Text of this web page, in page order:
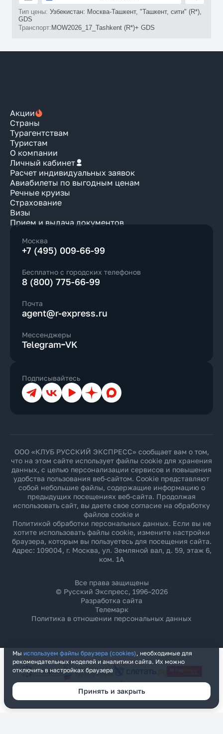
Узбекистан: Москва-Ташкент, "Ташкент, сити" (R*),
GDS
MOW2026_17_Tashkent (R*)+ GDS
Акции
Страны
Турагентствам
Туристам
О компании
Личный кабинет
Расчет индивидуальных заявок
Авиабилеты по выгодным ценам
Речные круизы
Страхование
Визы
Прием и выдача документов
Москва
+7 (495) 009-66-99
Бесплатно с городских телефонов
8 (800) 775-66-99
Почта
agent@r-express.ru
Мессенджеры
Telegram VK
Подписывайтесь
ТелеграмВКонтакте
YouTubeДзен Max
ООО «КЛУБ РУССКИЙ ЭКСПРЕСС» сообщает вам о том,
что на этом сайте использует файлы cookie для хранения
данных, с целью персонализации сервисов и повышения
удобства пользования веб-сайтом. Cookie представляют
собой небольшие файлы, содержащие информацию о
предыдущих посещениях веб-сайта. Продолжая
использовать сайт, вы даете свое согласие на обработку
файлов cookie и
Политикой обработки персональных данных. Если вы не
хотите использовать файлы cookie, измените настройки
браузера, которым вы пользуетесь для посещения сайта.
Адрес: 109004, г. Москва, ул. Земляной вал, д. 59, этаж 6,
ком. 1А
Все права защищены
© Русский Экспресс, 1996–2026
Разработка сайта
Телемарк
Политика в отношении персональных данных
Мы используем файлы браузера (cookies), необходимые для
рекомендательных моделей и аналитики сайта. Их можно
отключить в настройках браузера
Принять и закрыть